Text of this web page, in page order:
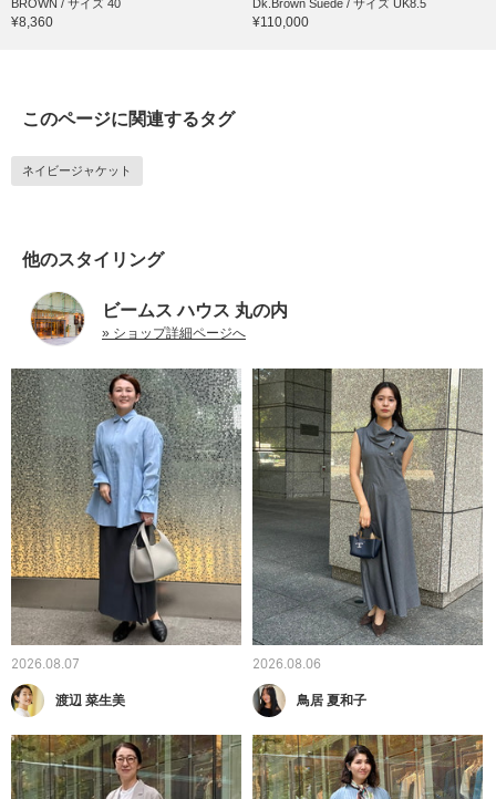
BROWN / サイズ 40
¥8,360
Dk.Brown Suede / サイズ UK8.5
¥110,000
このページに関連するタグ
ネイビージャケット
他のスタイリング
ビームス ハウス 丸の内
» ショップ詳細ページへ
2026.08.07
渡辺 菜生美
2026.08.06
鳥居 夏和子